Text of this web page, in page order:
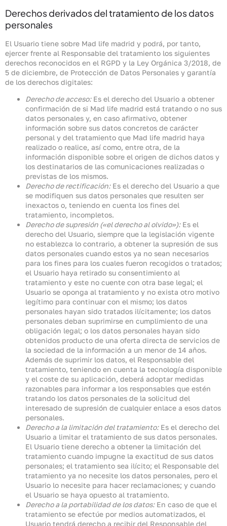
Derechos derivados del tratamiento de los datos
personales
El Usuario tiene sobre Mad life madrid y podrá, por tanto,
ejercer frente al Responsable del tratamiento los siguientes
derechos reconocidos en el RGPD y la Ley Orgánica 3/2018, de
5 de diciembre, de Protección de Datos Personales y garantía
de los derechos digitales:
Derecho de acceso:Es el derecho del Usuario a obtener
confirmación de si Mad life madrid está tratando o no sus
datos personales y, en caso afirmativo, obtener
información sobre sus datos concretos de carácter
personal y del tratamiento que Mad life madrid haya
realizado o realice, así como, entre otra, de la
información disponible sobre el origen de dichos datos y
los destinatarios de las comunicaciones realizadas o
previstas de los mismos.
Derecho de rectificación:Es el derecho del Usuario a que
se modifiquen sus datos personales que resulten ser
inexactos o, teniendo en cuenta los fines del
tratamiento, incompletos.
Derecho de supresión («el derecho al olvido»):Es el
derecho del Usuario, siempre que la legislación vigente
no establezca lo contrario, a obtener la supresión de sus
datos personales cuando estos ya no sean necesarios
para los fines para los cuales fueron recogidos o tratados;
el Usuario haya retirado su consentimiento al
tratamiento y este no cuente con otra base legal; el
Usuario se oponga al tratamiento y no exista otro motivo
legítimo para continuar con el mismo; los datos
personales hayan sido tratados ilícitamente; los datos
personales deban suprimirse en cumplimiento de una
obligación legal; o los datos personales hayan sido
obtenidos producto de una oferta directa de servicios de
la sociedad de la información a un menor de 14 años.
Además de suprimir los datos, el Responsable del
tratamiento, teniendo en cuenta la tecnología disponible
y el coste de su aplicación, deberá adoptar medidas
razonables para informar a los responsables que estén
tratando los datos personales de la solicitud del
interesado de supresión de cualquier enlace a esos datos
personales.
Derecho a la limitación del tratamiento:Es el derecho del
Usuario a limitar el tratamiento de sus datos personales.
El Usuario tiene derecho a obtener la limitación del
tratamiento cuando impugne la exactitud de sus datos
personales; el tratamiento sea ilícito; el Responsable del
tratamiento ya no necesite los datos personales, pero el
Usuario lo necesite para hacer reclamaciones; y cuando
el Usuario se haya opuesto al tratamiento.
Derecho a la portabilidad de los datos:En caso de que el
tratamiento se efectúe por medios automatizados, el
Usuario tendrá derecho a recibir del Responsable del